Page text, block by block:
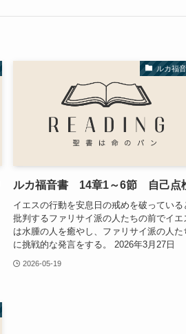
ルカ福
ルカ福音書 14章1～6節 自己点
イエスの行動を安息日の戒めを破っている
批判するファリサイ派の人たちの前でイエ
は水腫の人を癒やし、ファリサイ派の人た
に挑戦的な発言をする。 2026年3月27日
2026-05-19